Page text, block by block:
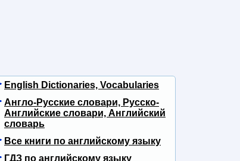
English Dictionaries, Vocabularies
Англо-Русские словари, Русско-
Английские словари, Английский
словарь
Все книги по английскому языку
ГДЗ по английскому языку